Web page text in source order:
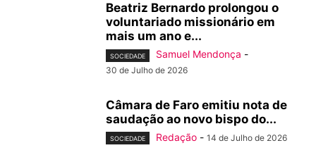
Beatriz Bernardo prolongou o
voluntariado missionário em
mais um ano e...
SOCIEDADE Samuel Mendonça -
30 de Julho de 2026
Câmara de Faro emitiu nota de
saudação ao novo bispo do...
SOCIEDADE Redação - 14 de Julho de 2026